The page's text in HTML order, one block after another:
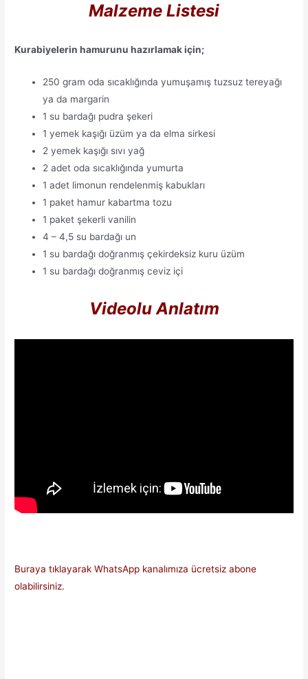
Malzeme Listesi
Kurabiyelerin hamurunu hazırlamak için;
250 gram oda sıcaklığında yumuşamış tuzsuz tereyağı
ya da margarin
1 su bardağı pudra şekeri
1 yemek kaşığı üzüm ya da elma sirkesi
2 yemek kaşığı sıvı yağ
2 adet oda sıcaklığında yumurta
1 adet limonun rendelenmiş kabukları
1 paket hamur kabartma tozu
1 paket şekerli vanilin
4 – 4,5 su bardağı un
1 su bardağı doğranmış çekirdeksiz kuru üzüm
1 su bardağı doğranmış ceviz içi
Videolu Anlatım
Buraya tıklayarak WhatsApp kanalımıza ücretsiz abone
olabilirsiniz.